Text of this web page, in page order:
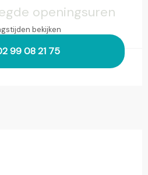
openingsuren
bekijken
99 08 21 75